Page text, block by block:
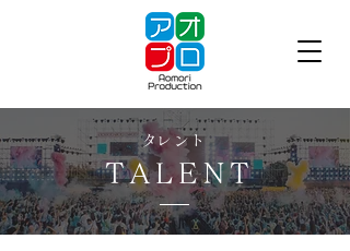
​タレント
TALENT